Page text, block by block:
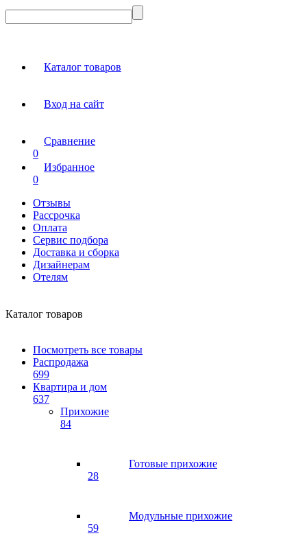
Каталог товаров
Вход на сайт
Сравнение
0
Избранное
0
Отзывы
Рассрочка
Оплата
Сервис подбора
Доставка и сборка
Дизайнерам
Отелям
Каталог товаров
Посмотреть все товары
Распродажа
699
Квартира и дом
637
Прихожие
84
Готовые прихожие
28
Модульные прихожие
59